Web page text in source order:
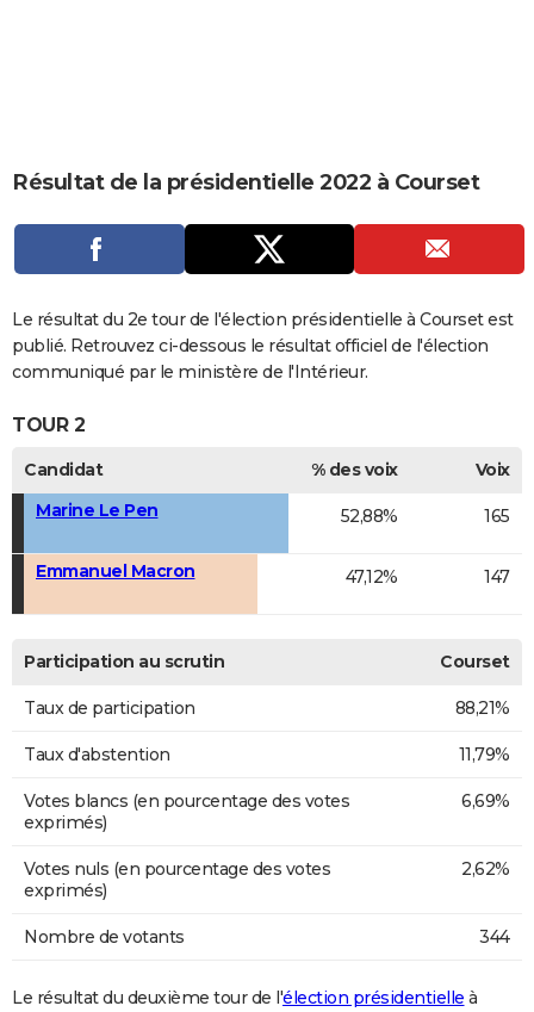
CARTE DE VOEUX
DICTIONNAIRE
Dictionnaire
Biographies
Expressions
Proverbes
PROGRAMME TV
COPAINS D'AVANT
Se connecter
Collèges
Universités
Entreprises
Service militaire
Avis de recherche
AVIS DE DÉCÈS
FORUM
Bricolage
Culture
Television
Voyage
Résultat de la présidentielle 2022 à Courset
Le résultat du 2e tour de l'élection présidentielle à Courset est
publié. Retrouvez ci-dessous le résultat officiel de l'élection
communiqué par le ministère de l'Intérieur.
TOUR 2
Candidat % des voix
Voix
Marine Le Pen
52,88% 165
Emmanuel Macron 47,12% 147
Participation au scrutin Courset
Taux de participation 88,21%
Taux d'abstention 11,79%
Votes blancs (en pourcentage des votes
exprimés)
6,69%
Votes nuls (en pourcentage des votes
exprimés)
2,62%
Nombre de votants 344
Le résultat du deuxième tour de l'élection présidentielle à